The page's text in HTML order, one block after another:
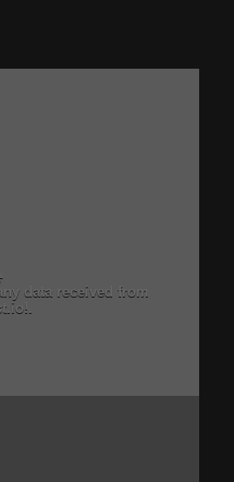
data received from